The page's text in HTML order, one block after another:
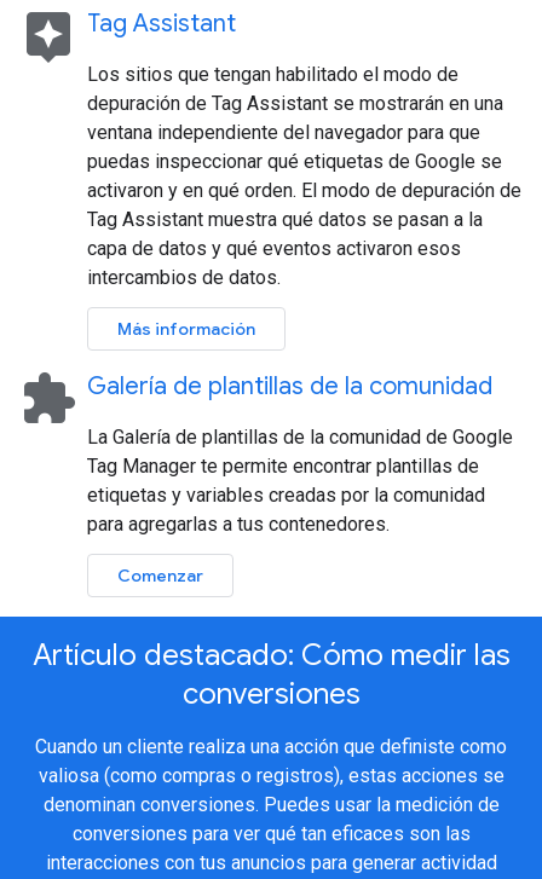
assistant Tag Assistant
Los sitios que tengan habilitado el modo de
depuración de Tag Assistant se mostrarán en una
ventana independiente del navegador para que
puedas inspeccionar qué etiquetas de Google se
activaron y en qué orden. El modo de depuración de
Tag Assistant muestra qué datos se pasan a la
capa de datos y qué eventos activaron esos
intercambios de datos.
Más información
extension Galería de plantillas de la comunidad
La Galería de plantillas de la comunidad de Google
Tag Manager te permite encontrar plantillas de
etiquetas y variables creadas por la comunidad
para agregarlas a tus contenedores.
Comenzar
Artículo destacado: Cómo medir las
conversiones
Cuando un cliente realiza una acción que definiste como
valiosa (como compras o registros), estas acciones se
denominan conversiones. Puedes usar la medición de
conversiones para ver qué tan eficaces son las
interacciones con tus anuncios para generar actividad